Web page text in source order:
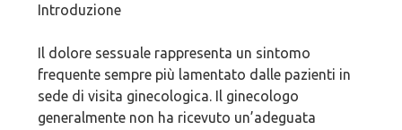
Introduzione
Il dolore sessuale rappresenta un sintomo
frequente sempre più lamentato dalle pazienti in
sede di visita ginecologica. Il ginecologo
generalmente non ha ricevuto un’adeguata